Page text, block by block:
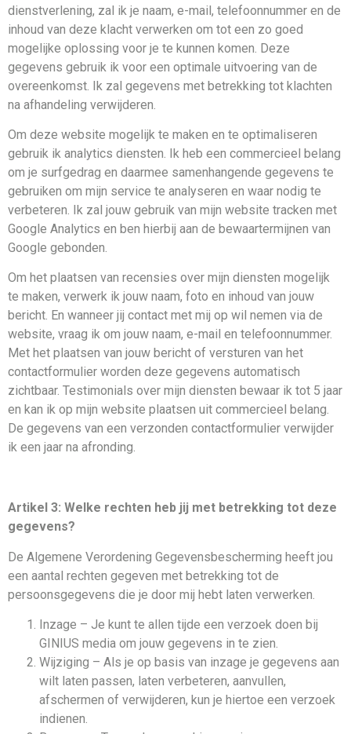
dienstverlening, zal ik je naam, e-mail, telefoonnummer en de
inhoud van deze klacht verwerken om tot een zo goed
mogelijke oplossing voor je te kunnen komen. Deze
gegevens gebruik ik voor een optimale uitvoering van de
overeenkomst. Ik zal gegevens met betrekking tot klachten
na afhandeling verwijderen.
Om deze website mogelijk te maken en te optimaliseren
gebruik ik analytics diensten. Ik heb een commercieel belang
om je surfgedrag en daarmee samenhangende gegevens te
gebruiken om mijn service te analyseren en waar nodig te
verbeteren. Ik zal jouw gebruik van mijn website tracken met
Google Analytics en ben hierbij aan de bewaartermijnen van
Google gebonden.
Om het plaatsen van recensies over mijn diensten mogelijk
te maken, verwerk ik jouw naam, foto en inhoud van jouw
bericht. En wanneer jij contact met mij op wil nemen via de
website, vraag ik om jouw naam, e-mail en telefoonnummer.
Met het plaatsen van jouw bericht of versturen van het
contactformulier worden deze gegevens automatisch
zichtbaar. Testimonials over mijn diensten bewaar ik tot 5 jaar
en kan ik op mijn website plaatsen uit commercieel belang.
De gegevens van een verzonden contactformulier verwijder
ik een jaar na afronding.
Artikel 3: Welke rechten heb jij met betrekking tot deze
gegevens?
De Algemene Verordening Gegevensbescherming heeft jou
een aantal rechten gegeven met betrekking tot de
persoonsgegevens die je door mij hebt laten verwerken.
Inzage – Je kunt te allen tijde een verzoek doen bij
GINIUS media om jouw gegevens in te zien.
Wijziging – Als je op basis van inzage je gegevens aan
wilt laten passen, laten verbeteren, aanvullen,
afschermen of verwijderen, kun je hiertoe een verzoek
indienen.